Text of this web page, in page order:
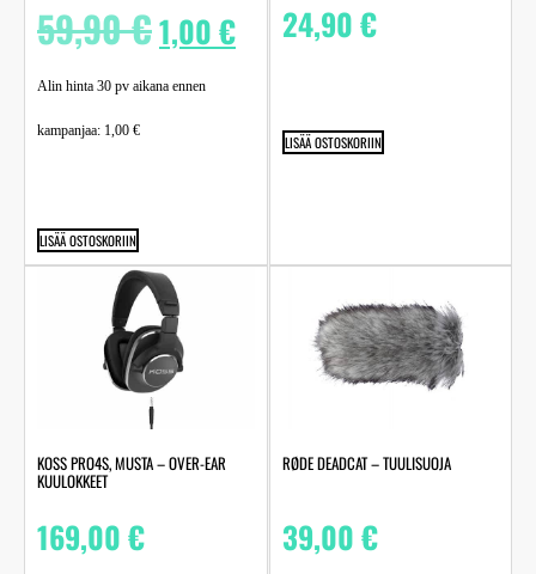
59,90€1,00€
Alin hinta 30 pv aikana ennen
kampanjaa: 1,00 €
LISÄÄ OSTOSKORIIN
24,90€
LISÄÄ OSTOSKORIIN
KOSS PRO4S, MUSTA – OVER-EAR
KUULOKKEET
169,00€
RØDE DEADCAT – TUULISUOJA
39,00€